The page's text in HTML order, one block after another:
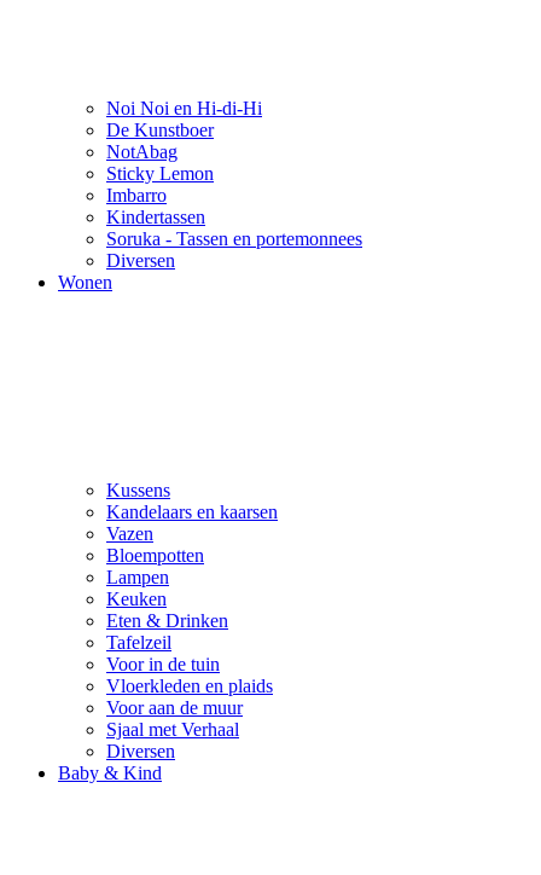
Noi Noi en Hi-di-Hi
De Kunstboer
NotAbag
Sticky Lemon
Imbarro
Kindertassen
Soruka - Tassen en portemonnees
Diversen
Wonen
Kussens
Kandelaars en kaarsen
Vazen
Bloempotten
Lampen
Keuken
Eten & Drinken
Tafelzeil
Voor in de tuin
Vloerkleden en plaids
Voor aan de muur
Sjaal met Verhaal
Diversen
Baby & Kind